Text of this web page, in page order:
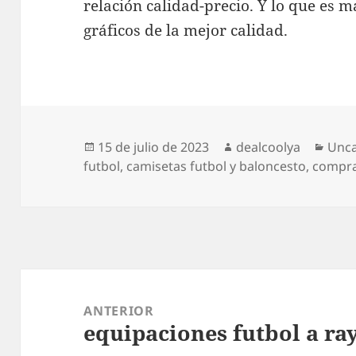
relación calidad-precio. Y lo que es
gráficos de la mejor calidad.
Publicado
el
15 de julio de 2023 Autor
dealcoolya
futbol, camisetas futbol y baloncesto,
entradas
ANTERIOR
Entrada
equipaciones futbol a